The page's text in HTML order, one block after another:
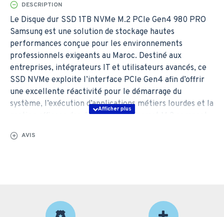
DESCRIPTION
Le Disque dur SSD 1TB NVMe M.2 PCIe Gen4 980 PRO
Samsung est une solution de stockage hautes
performances conçue pour les environnements
professionnels exigeants au Maroc. Destiné aux
entreprises, intégrateurs IT et utilisateurs avancés, ce
SSD NVMe exploite l’interface PCIe Gen4 afin d’offrir
une excellente réactivité pour le démarrage du
système, l’exécution d’applications métiers lourdes et la
gestion efficace des données. Son format M.2 compact
stations de travail et ordinateurs portables compatibles.
AVIS